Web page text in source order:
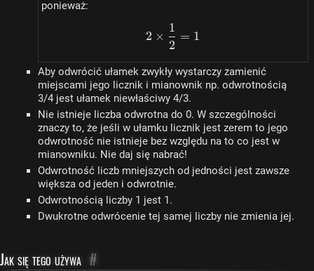
ponieważ:
2 \times \dfrac{1}{2} =
2 ×
2
1
= 1
Aby odwrócić ułamek zwykły wystarczy zamienić
miejscami jego licznik i mianownik np. odwrotnością
3/4 jest ułamek niewłaściwy 4/3.
Nie istnieje liczba odwrotna do 0. W szczególności
znaczy to, że jeśli w ułamku licznik jest zerem to jego
odwrotność nie istnieje bez względu na to co jest w
mianowniku. Nie daj się nabrać!
Odwrotność liczb mniejszych od jedności jest zawsze
większa od jeden i odwrotnie.
Odwrotnością liczby 1 jest 1.
Dwukrotne odwrócenie tej samej liczby nie zmienia jej.
Jak się tego używa #